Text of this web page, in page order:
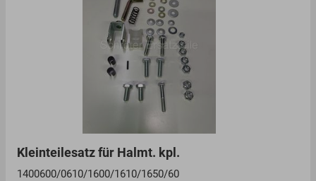
Kleinteilesatz für Halmt. kpl.
1400600/0610/1600/1610/1650/60